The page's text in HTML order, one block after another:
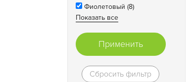
Фиолетовый (8)
Показать все
Применить
Сбросить фильтр